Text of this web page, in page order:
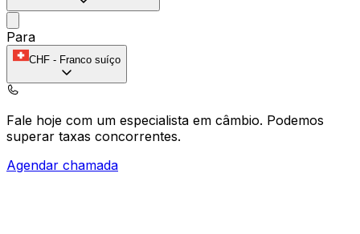
Para
CHF - Franco suíço
Fale hoje com um especialista em câmbio. Podemos
superar taxas concorrentes.
Agendar chamada